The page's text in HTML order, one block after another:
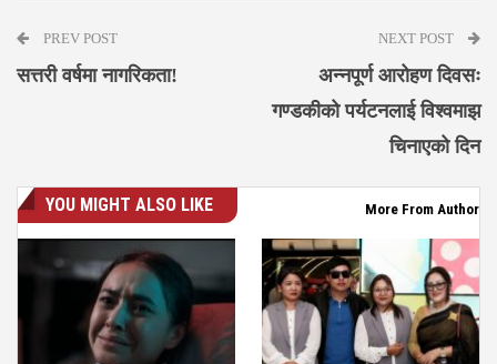
PREV POST
सत्तरी वर्षमा नागरिकता!
NEXT POST
अन्नपूर्ण आरोहण दिवसः
गण्डकीको पर्यटनलाई विश्वमाझ
चिनाएको दिन
YOU MIGHT ALSO LIKE More From Author